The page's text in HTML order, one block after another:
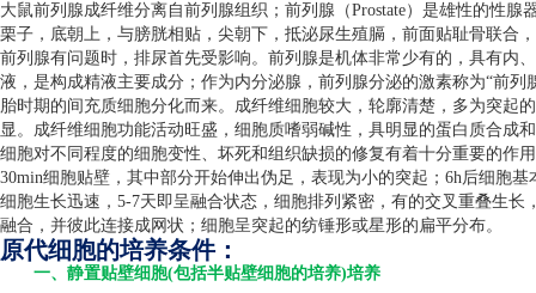
大鼠前列腺成纤维分离自前列腺组织；前列腺（Prostate）是雄性的性腺
栗子，底朝上，与膀胱相贴，尖朝下，抵泌尿生殖膈，前面贴耻骨联合
前列腺有问题时，排尿首先受影响。前列腺是机体非常少有的，具有内
液，是构成精液主要成分；作为内分泌腺，前列腺分泌的激素称为“前列
胎时期的间充质细胞分化而来。成纤维细胞较大，轮廓清楚，多为突起
显。成纤维细胞功能活动旺盛，细胞质嗜弱碱性，具明显的蛋白质合成
细胞对不同程度的细胞变性、坏死和组织缺损的修复有着十分重要的作
30min细胞贴壁，其中部分开始伸出伪足，表现为小的突起； 6h后细胞基
细胞生长迅速， 5-7天即呈融合状态，细胞排列紧密，有的交叉重叠生
融合，并彼此连接成网状；细胞呈突起的纺锤形或星形的扁平分布。
原代细胞的培养条件：
一、静置贴壁细胞(包括半贴壁细胞的培养)培养